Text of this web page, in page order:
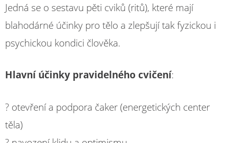
Jedná se o sestavu pěti cviků (ritů), které mají
blahodárné účinky pro tělo a zlepšují tak fyzickou i
psychickou kondici člověka.
Hlavní účinky pravidelného cvičení:
? otevření a podpora čaker (energetických center
těla)